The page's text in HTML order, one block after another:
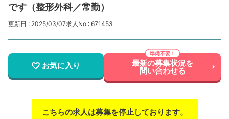
です（整形外科／常勤）
更新日 : 2025/03/07求人No : 671453
お気に入り 最新の募集状況を
問い合わせる
こちらの求人は募集を停止しております。